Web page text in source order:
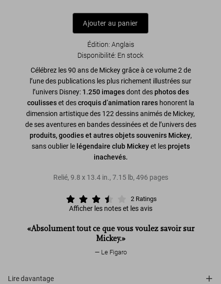
Ajouter au panier
Édition: Anglais
Disponibilité: En stock
Célébrez les 90 ans de Mickey grâce à ce volume 2 de
l’une des publications les plus richement illustrées sur
l’univers Disney: 1.250 imagesdont desphotos des
coulisseset descroquis d’animation rareshonorent la
dimension artistique des 122 dessins animés de Mickey,
de ses aventures en bandes dessinées et de l’univers des
produits, goodies et autres objets souvenirs Mickey,
sans oublier le légendaire club Mickeyet lesprojets
inachevés.
Relié, 9.8 x 13.4 in., 7.15 lb, 496 pages
2 Ratings
Afficher les notes et les avis
«Absolument tout ce que vous voulez savoir sur
Mickey.»
Le Figaro
Lire davantage